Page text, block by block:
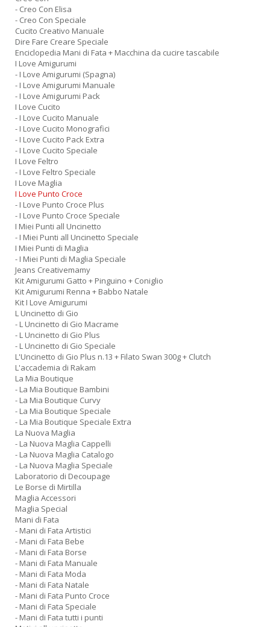
- Creo Con Elisa
- Creo Con Speciale
Cucito Creativo Manuale
Dire Fare Creare Speciale
Enciclopedia Mani di Fata + Macchina da cucire tascabile
I Love Amigurumi
- I Love Amigurumi (Spagna)
- I Love Amigurumi Manuale
- I Love Amigurumi Pack
I Love Cucito
- I Love Cucito Manuale
- I Love Cucito Monografici
- I Love Cucito Pack Extra
- I Love Cucito Speciale
I Love Feltro
- I Love Feltro Speciale
I Love Maglia
I Love Punto Croce
- I Love Punto Croce Plus
- I Love Punto Croce Speciale
I Miei Punti all Uncinetto
- I Miei Punti all Uncinetto Speciale
I Miei Punti di Maglia
- I Miei Punti di Maglia Speciale
Jeans Creativemamy
Kit Amigurumi Gatto + Pinguino + Coniglio
Kit Amigurumi Renna + Babbo Natale
Kit I Love Amigurumi
L Uncinetto di Gio
- L Uncinetto di Gio Macrame
- L Uncinetto di Gio Plus
- L Uncinetto di Gio Speciale
L'Uncinetto di Gio Plus n.13 + Filato Swan 300g + Clutch
L'accademia di Rakam
La Mia Boutique
- La Mia Boutique Bambini
- La Mia Boutique Curvy
- La Mia Boutique Speciale
- La Mia Boutique Speciale Extra
La Nuova Maglia
- La Nuova Maglia Cappelli
- La Nuova Maglia Catalogo
- La Nuova Maglia Speciale
Laboratorio di Decoupage
Le Borse di Mirtilla
Maglia Accessori
Maglia Special
Mani di Fata
- Mani di Fata Artistici
- Mani di Fata Bebe
- Mani di Fata Borse
- Mani di Fata Manuale
- Mani di Fata Moda
- Mani di Fata Natale
- Mani di Fata Punto Croce
- Mani di Fata Speciale
- Mani di Fata tutti i punti